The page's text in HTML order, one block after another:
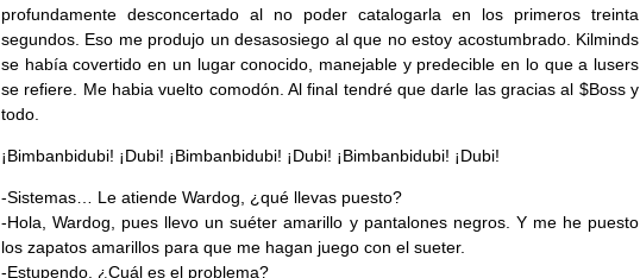
profundamente desconcertado al no poder catalogarla en los primeros treinta
segundos. Eso me produjo un desasosiego al que no estoy acostumbrado. Kilminds
se había covertido en un lugar conocido, manejable y predecible en lo que a lusers
se refiere. Me habia vuelto comodón. Al final tendré que darle las gracias al $Boss y
todo.
¡Bimbanbidubi! ¡Dubi! ¡Bimbanbidubi! ¡Dubi! ¡Bimbanbidubi! ¡Dubi!
-Sistemas… Le atiende Wardog, ¿qué llevas puesto?
-Hola, Wardog, pues llevo un suéter amarillo y pantalones negros. Y me he puesto
los zapatos amarillos para que me hagan juego con el sueter.
-Estupendo. ¿Cuál es el problema?